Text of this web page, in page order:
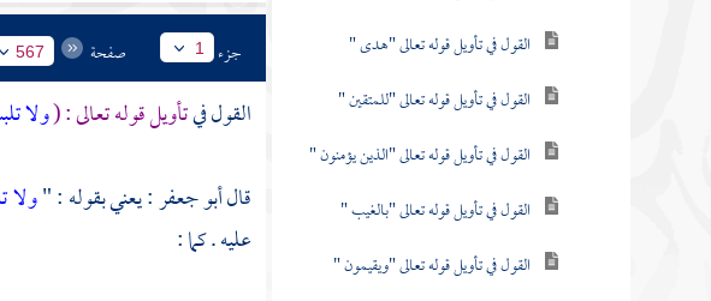
القول في تأويل قوله تعالى "هدى "
القول في تأويل قوله تعالى "للمتقين "
القول في تأويل قوله تعالى "الذين يؤمنون "
القول في تأويل قوله تعالى "بالغيب "
القول في تأويل قوله تعالى "ويقيمون "
جزء 1 صفحة 567
القول فيتأويل قوله تعالى : (ولا
قالأبو جعفر :يعني بقوله : "ولا
عليه . كما :